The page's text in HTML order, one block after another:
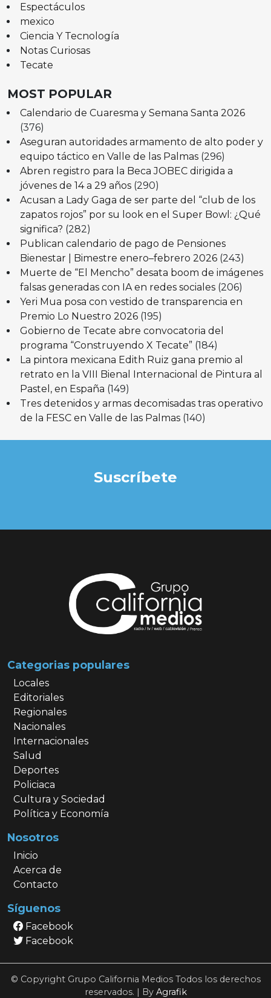
Espectáculos
mexico
Ciencia Y Tecnología
Notas Curiosas
Tecate
MOST POPULAR
Calendario de Cuaresma y Semana Santa 2026
(376)
Aseguran autoridades armamento de alto poder y
equipo táctico en Valle de las Palmas (296)
Abren registro para la Beca JOBEC dirigida a
jóvenes de 14 a 29 años (290)
Acusan a Lady Gaga de ser parte del “club de los
zapatos rojos” por su look en el Super Bowl: ¿Qué
significa? (282)
Publican calendario de pago de Pensiones
Bienestar | Bimestre enero–febrero 2026 (243)
Muerte de “El Mencho” desata boom de imágenes
falsas generadas con IA en redes sociales (206)
Yeri Mua posa con vestido de transparencia en
Premio Lo Nuestro 2026 (195)
Gobierno de Tecate abre convocatoria del
programa “Construyendo X Tecate” (184)
La pintora mexicana Edith Ruiz gana premio al
retrato en la VIII Bienal Internacional de Pintura al
Pastel, en España (149)
Tres detenidos y armas decomisadas tras operativo
de la FESC en Valle de las Palmas (140)
Suscríbete
Categorias populares
Locales
Editoriales
Regionales
Nacionales
Internacionales
Salud
Deportes
Policiaca
Cultura y Sociedad
Política y Economía
Nosotros
Inicio
Acerca de
Contacto
Síguenos
Facebook
Facebook
© Copyright Grupo California Medios Todos los derechos
reservados. | By Agrafik